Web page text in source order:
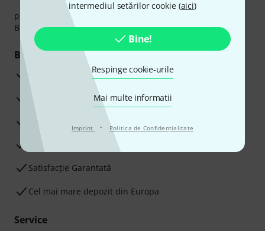
intermediul setărilor cookie (aici)
Bine!
Respinge cookie-urile
Mai multe informatii
Imprint · Politica de Confidenţialitate
plata se poate efectua în siguranță cu Ramburs, Transfer
Bancar sau Card de credit.
Beneficiile tale
3 Ani Garanție Thomann
Garanţia returnării banilor în 30 de zile
Sfaturi de la experții noștri
Satisfacție Garantată
Cel mai mare depozit din Europa
Service